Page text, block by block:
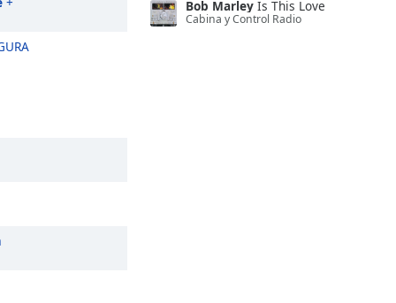
Bob Marley Is This Love
Cabina y Control Radio